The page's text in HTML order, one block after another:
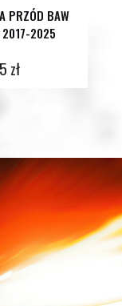
PRZÓD BAW
2017-2025
zł